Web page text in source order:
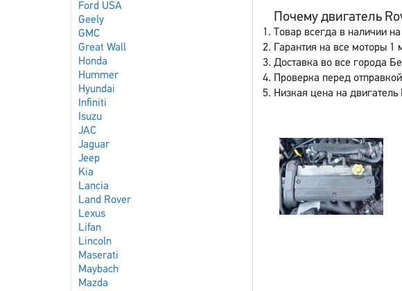
Ford USA
Geely
GMC
Great Wall
Honda
Hummer
Hyundai
Infiniti
Isuzu
JAC
Jaguar
Jeep
Kia
Lancia
Land Rover
Lexus
Lifan
Lincoln
Maserati
Maybach
Mazda
Почему двигатель
Товар всегда в наличии
Гарантия на все моторы 1
Доставка во все города
Проверка перед отправкой
Низкая цена на